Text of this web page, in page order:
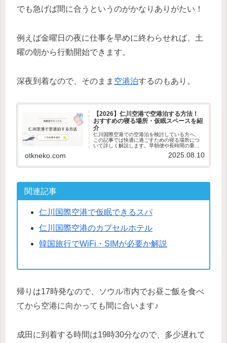
でも急げば間に合うというのがかなりありがたい！
例えば金曜日の夜に仕事を早めに終わらせれば、土
曜の朝から行動開始できます。
深夜到着なので、そのまま 空港泊するのもあり。
【2026】仁川空港で空港泊する方法！
おすすめの寝る場所・仮眠スペースを紹
介
仁川国際空港での空港泊を検討している方へ、
この記事では快適に過ごすための寝る場所につ
いて詳しく解説します。早朝便や長時間の乗り
理由は様々です。仁川空港は設備が充実してお
otkneko.com 2025.08.10
関連記事
仁川国際空港で仮眠できるスパ
仁川国際空港のカプセルホテル
韓国旅行でWiFi・SIMが必要か解説
帰りは17時発なので、ソウル市内でお昼ご飯を食べ
てから空港に向かっても間に合います♪
成田に到着する時間は19時30分なので、多少遅れて